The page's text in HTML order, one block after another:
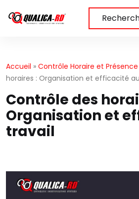
au
Accueil » Contrôle Horaire et Présence
horaires : Organisation et efficacité
Contrôle des
Organisation et
travail